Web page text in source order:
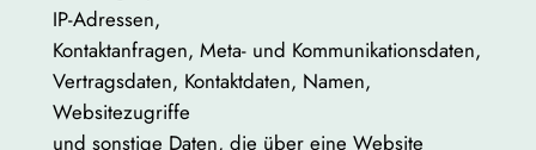
IP-Adressen,
Kontaktanfragen, Meta- und Kommunikationsdaten,
Vertragsdaten, Kontaktdaten, Namen,
Websitezugriffe
und sonstige Daten, die über eine Website